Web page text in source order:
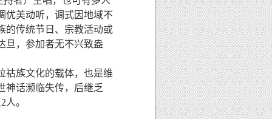
优美动听，调式因地域不
的传统节日、宗教活动或
旦，参加者无不兴致盎
祜族文化的载体，也是维
神话濒临失传，后继乏
。